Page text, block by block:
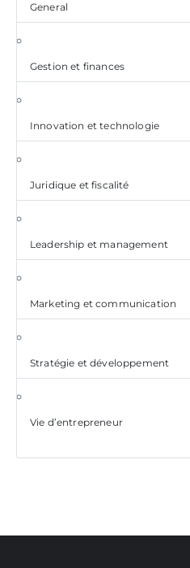
General
Gestion et finances
Innovation et technologie
Juridique et fiscalité
Leadership et management
Marketing et communication
Stratégie et développement
Vie d’entrepreneur